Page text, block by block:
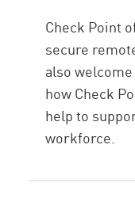
Check Point
secure
also
how Check
help to
workforce.